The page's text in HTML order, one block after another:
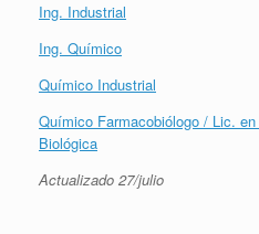
Ing. Industrial
Ing. Químico
Químico Industrial
Químico Farmacobiólogo / Lic.
Biológica
Actualizado 27/julio